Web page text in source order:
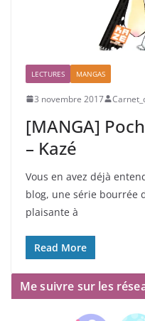
LECTURES MANGAS
3 novembre 2017
[MANGA]
– Kazé
Vous en avez déjà
blog, une série bourrée
plaisante à
Read More
Me suivre sur les